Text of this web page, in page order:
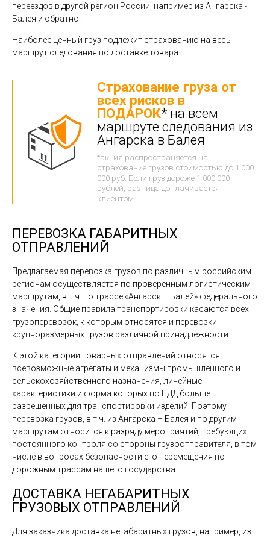
переездов в другой регион России, например из Ангарска -
Балея и обратно.
Наиболее ценный груз подлежит страхованию на весь
маршрут следования по доставке товара.
Страхование груза от
всех рисков в
ПОДАРОК* на всем
маршруте следования из
Ангарска в Балея
*акция распространяется на
страхование грузов стоимостью до 1 000
000 руб. Если груз дороже 1 000 000
рублей, разница доплачивается
клиентом.
ПЕРЕВОЗКА ГАБАРИТНЫХ
ОТПРАВЛЕНИЙ
Предлагаемая перевозка грузов по различным российским
регионам осуществляется по проверенным логистическим
маршрутам, в т.ч. по трассе «Ангарск – Балей» федерального
значения. Общие правила транспортировки касаются всех
грузоперевозок, к которым относятся и перевозки
крупноразмерных грузов различной принадлежности.
К этой категории товарных отправлений относятся
всевозможные агрегаты и механизмы промышленного и
сельскохозяйственного назначения, линейные
характеристики и форма которых по ПДД больше
разрешенных для транспортировки изделий. Поэтому
перевозка грузов, в т.ч. из Ангарска – Балея и по другим
маршрутам относится к разряду мероприятий, требующих
постоянного контроля со стороны грузоотправителя, в том
числе в вопросах безопасности его перемещения по
дорожным трассам нашего государства.
ДОСТАВКА НЕГАБАРИТНЫХ
ГРУЗОВЫХ ОТПРАВЛЕНИЙ
Для заказчика доставка негабаритных грузов, например, из